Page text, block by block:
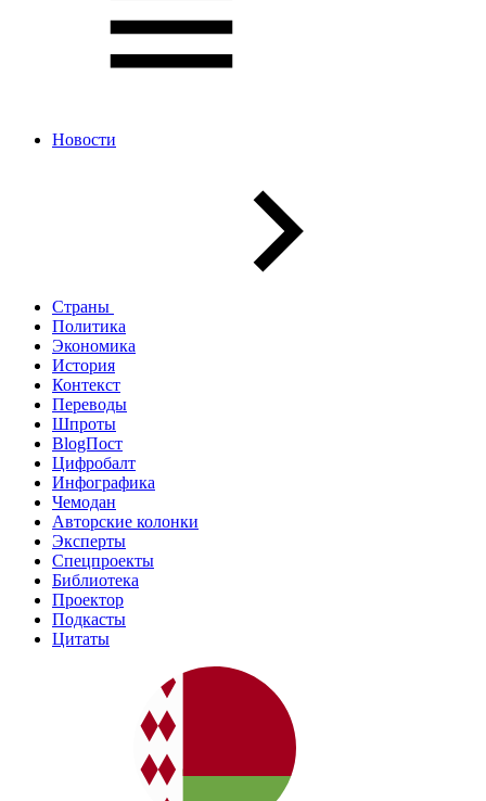
Новости
Страны
Политика
Экономика
История
Контекст
Переводы
Шпроты
BlogПост
Цифробалт
Инфографика
Чемодан
Авторские колонки
Эксперты
Спецпроекты
Библиотека
Проектор
Подкасты
Цитаты